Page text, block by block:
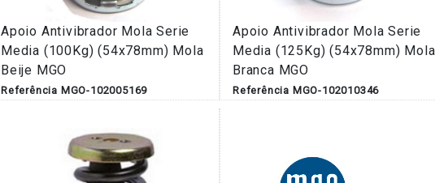
Apoio Antivibrador Mola Serie
Media (100Kg) (54x78mm) Mola
Beije MGO
Referência MGO-102005169
Apoio Antivibrador Mola Serie
Media (125Kg) (54x78mm) Mola
Branca MGO
Referência MGO-102010346